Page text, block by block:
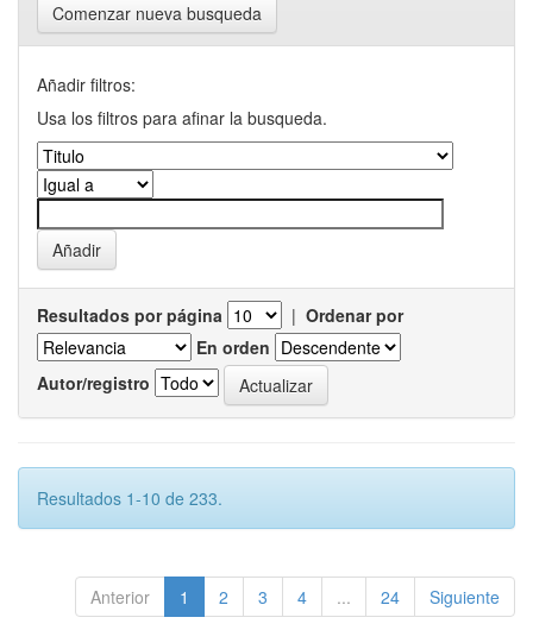
Comenzar nueva busqueda
Añadir filtros:
Usa los filtros para afinar la busqueda.
Resultados por página | Ordenar por
En orden
Autor/registro
Resultados 1-10 de 233.
Anterior 1 2 3 4 ... 24 Siguiente